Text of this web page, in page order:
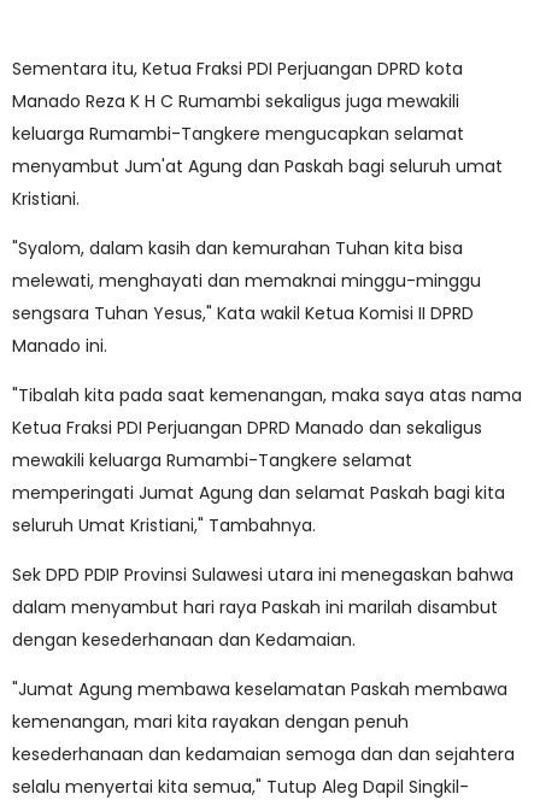
Sementara itu, Ketua Fraksi PDI Perjuangan DPRD kota
Manado Reza K H C Rumambi sekaligus juga mewakili
keluarga Rumambi-Tangkere mengucapkan selamat
menyambut Jum'at Agung dan Paskah bagi seluruh umat
Kristiani.
"Syalom, dalam kasih dan kemurahan Tuhan kita bisa
melewati, menghayati dan memaknai minggu-minggu
sengsara Tuhan Yesus," Kata wakil Ketua Komisi II DPRD
Manado ini.
"Tibalah kita pada saat kemenangan, maka saya atas nama
Ketua Fraksi PDI Perjuangan DPRD Manado dan sekaligus
mewakili keluarga Rumambi-Tangkere selamat
memperingati Jumat Agung dan selamat Paskah bagi kita
seluruh Umat Kristiani," Tambahnya.
Sek DPD PDIP Provinsi Sulawesi utara ini menegaskan bahwa
dalam menyambut hari raya Paskah ini marilah disambut
dengan kesederhanaan dan Kedamaian.
"Jumat Agung membawa keselamatan Paskah membawa
kemenangan, mari kita rayakan dengan penuh
kesederhanaan dan kedamaian semoga dan dan sejahtera
selalu menyertai kita semua," Tutup Aleg Dapil Singkil-